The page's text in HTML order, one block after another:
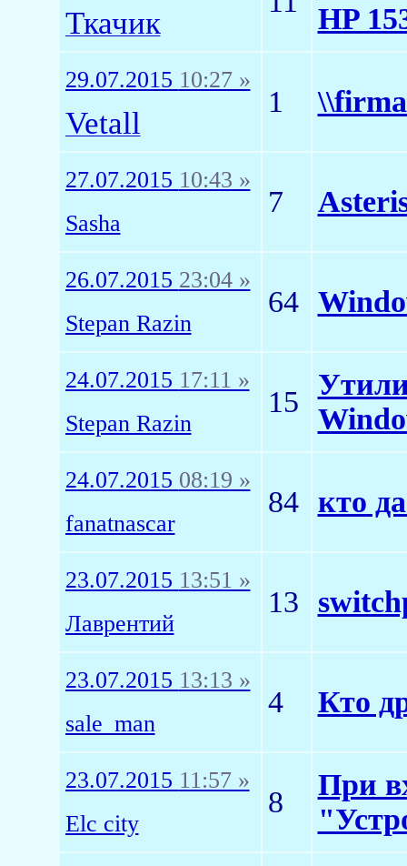
Ткачик
HP
29.07.2015 10:27 »
Vetall
1
27.07.2015 10:43 »
Sasha
7
26.07.2015 23:04 »
Stepan Razin
64
24.07.2015 17:11 »
Stepan Razin
15
24.07.2015 08:19 »
fanatnascar
84 кто
23.07.2015 13:51 »
Лаврентий
13
23.07.2015 13:13 »
sale_man
4 Кто
23.07.2015 11:57 »
Elc city
8
При